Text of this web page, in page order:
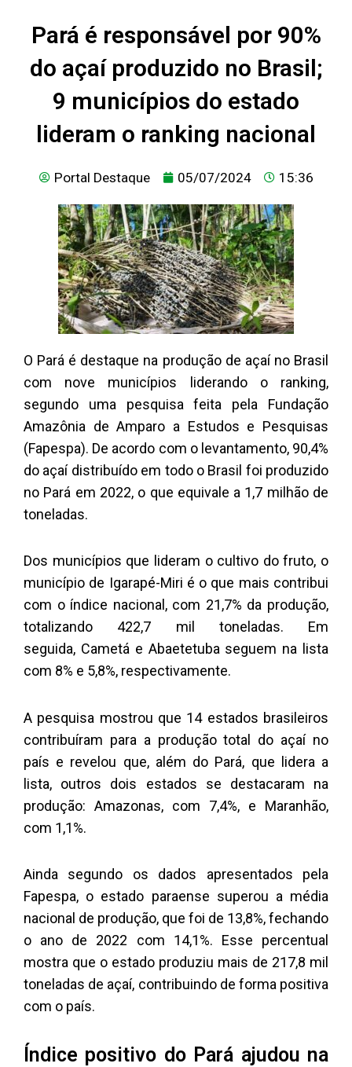
Pará é responsável por 90%
do açaí produzido no Brasil;
9 municípios do estado
lideram o ranking nacional
Portal Destaque 05/07/2024 15:36
O Pará é destaque na produção de açaí no Brasil
com nove municípios liderando o ranking,
segundo uma pesquisa feita pela Fundação
Amazônia de Amparo a Estudos e Pesquisas
(Fapespa). De acordo com o levantamento, 90,4%
do açaí distribuído em todo o Brasil foi produzido
no Pará em 2022, o que equivale a 1,7 milhão de
toneladas.
Dos municípios que lideram o cultivo do fruto, o
município de Igarapé-Miri é o que mais contribui
com o índice nacional, com 21,7% da produção,
totalizando 422,7 mil toneladas. Em
seguida, Cametá e Abaetetuba seguem na lista
com 8% e 5,8%, respectivamente.
A pesquisa mostrou que 14 estados brasileiros
contribuíram para a produção total do açaí no
país e revelou que, além do Pará, que lidera a
lista, outros dois estados se destacaram na
produção: Amazonas, com 7,4%, e Maranhão,
com 1,1%.
Ainda segundo os dados apresentados pela
Fapespa, o estado paraense superou a média
nacional de produção, que foi de 13,8%, fechando
o ano de 2022 com 14,1%. Esse percentual
mostra que o estado produziu mais de 217,8 mil
toneladas de açaí, contribuindo de forma positiva
com o país.
Índice positivo do Pará ajudou na